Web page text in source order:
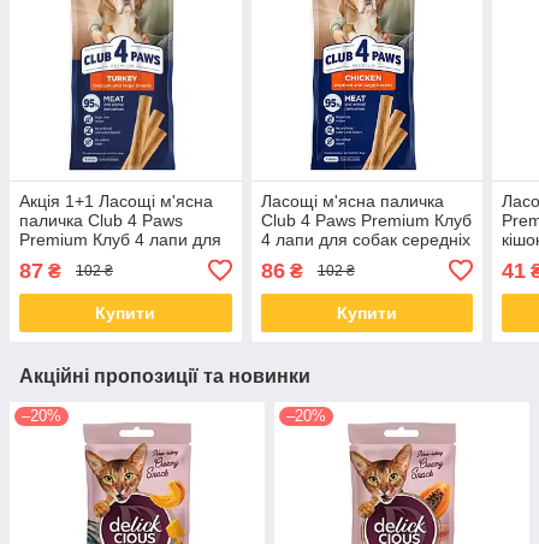
Акція 1+1 Ласощі м'ясна
паличка Club 4 Paws
Premium Клуб 4 лапи для
собак середніх та великих
порід з індичкою 60 гр
87 ₴ 102 ₴
Купити
Ласощі м'ясна паличка
Club 4 Paws Premium Клуб
4 лапи для собак середніх
та великих порід з куркою
60 гр
86₴ 102 ₴
Купити
41
Акційні пропозиції та новинки
–20% –20%